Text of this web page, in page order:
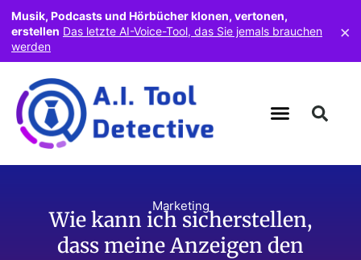
Marketing
Wie kann ich sicherstellen,
dass meine Anzeigen den
Musik, Podcasts und Hörbücher klonen, vertonen,
erstellen Das letzte AI-Voice-Tool, das Sie jemals brauchen
werden
×